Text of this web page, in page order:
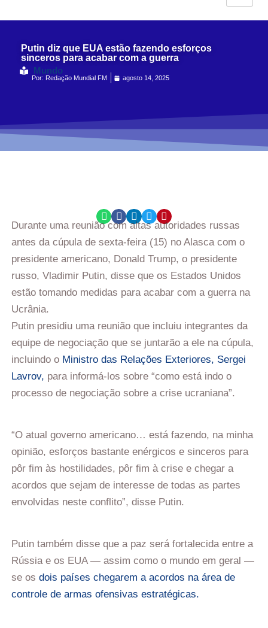
Putin diz que EUA estão fazendo esforços
sinceros para acabar com a guerra
Mundo
Por: Redação Mundial FM agosto 14, 2025
Durante uma reunião com altas autoridades russas
antes da cúpula de sexta-feira (15) no Alasca com o
presidente americano, Donald Trump, o presidente
russo, Vladimir Putin, disse que os Estados Unidos
estão tomando medidas para acabar com a guerra na
Ucrânia.
Putin presidiu uma reunião que incluiu integrantes da
equipe de negociação que se juntarão a ele na cúpula,
incluindo o Ministro das Relações Exteriores, Sergei
Lavrov, para informá-los sobre “como está indo o
processo de negociação sobre a crise ucraniana”.
“O atual governo americano… está fazendo, na minha
opinião, esforços bastante enérgicos e sinceros para
pôr fim às hostilidades, pôr fim à crise e chegar a
acordos que sejam de interesse de todas as partes
envolvidas neste conflito”, disse Putin.
Putin também disse que a paz será fortalecida entre a
Rússia e os EUA — assim como o mundo em geral —
se os dois países chegarem a acordos na área de
controle de armas ofensivas estratégicas.